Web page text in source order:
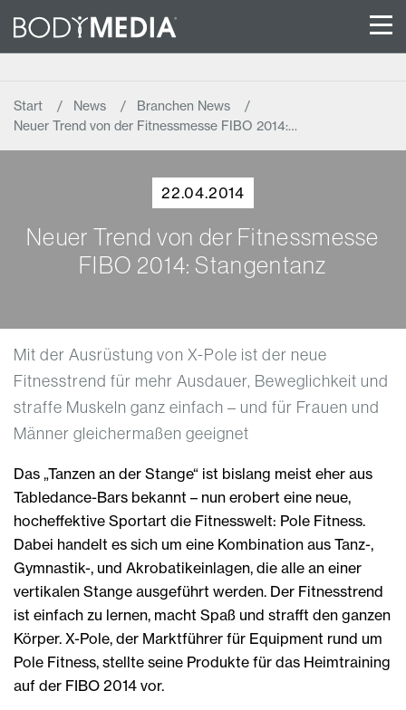
Start News
Branchen News
Neuer Trend von der Fitnessmesse FIBO 2014:…
22.04.2014
Neuer Trend von der Fitnessmesse
FIBO 2014: Stangentanz
Mit der Ausrüstung von X-Pole ist der neue
Fitnesstrend für mehr Ausdauer, Beweglichkeit und
straffe Muskeln ganz einfach – und für Frauen und
Männer gleichermaßen geeignet
Das „Tanzen an der Stange“ ist bislang meist eher aus
Tabledance-Bars bekannt – nun erobert eine neue,
hocheffektive Sportart die Fitnesswelt: Pole Fitness.
Dabei handelt es sich um eine Kombination aus Tanz-,
Gymnastik-, und Akrobatikeinlagen, die alle an einer
vertikalen Stange ausgeführt werden. Der Fitnesstrend
ist einfach zu lernen, macht Spaß und strafft den ganzen
Körper. X-Pole, der Marktführer für Equipment rund um
Pole Fitness, stellte seine Produkte für das Heimtraining
auf der FIBO 2014 vor.